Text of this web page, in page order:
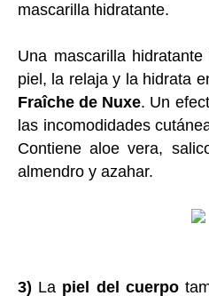
mascarilla hidratante.
Una mascarilla
piel, la relaja y la hidrata
Fraîche de Nuxe. Un
las incomodidades
Contiene aloe vera,
almendro y azahar.
3) La piel del cuerpo